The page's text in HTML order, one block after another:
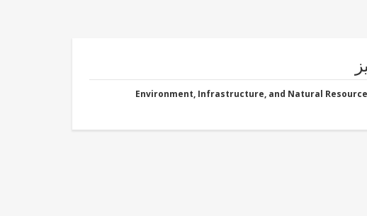
Environment, Infrastructure, and Natural